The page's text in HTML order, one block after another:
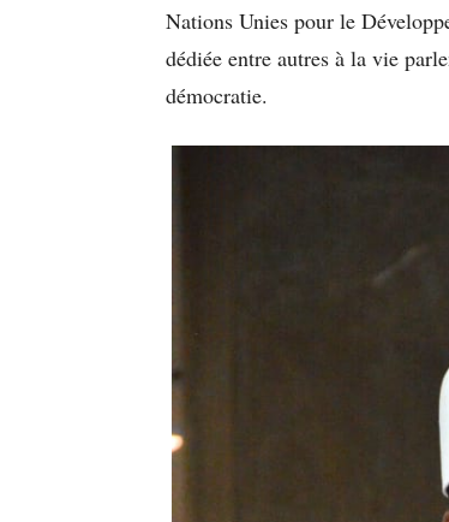
Nations Unies pour le
dédiée entre autres à la vie
démocratie.